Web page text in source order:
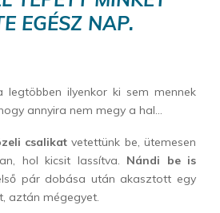
EGÉSZ NAP.
legtöbben ilyenkor ki sem mennek
annyira nem megy a hal…
csalikat vetettünk be, ütemesen
hol kicsit lassítva. Nándi be is
pár dobása után akasztott egy
aztán mégegyet.